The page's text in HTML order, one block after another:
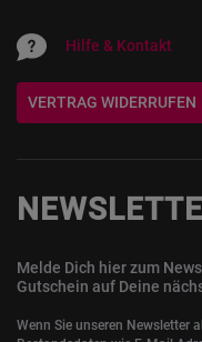
Hilfe & Kontakt
VERTRAG WIDERRUFEN
Melde Dich hier zum
Gutschein auf Deine
Wenn Sie unseren Newsletter